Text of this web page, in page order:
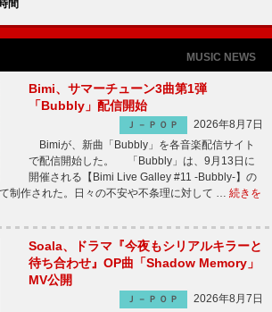
間
MUSIC NEWS
Bimi、サマーチューン3曲第1弾
「Bubbly」配信開始
Ｊ－ＰＯＰ
2026年8月7日
Bimiが、新曲「Bubbly」を各音楽配信サイト
で配信開始した。 「Bubbly」は、9月13日に
開催される【Bimi Live Galley #11 -Bubbly-】の
制作された。日々の不安や不条理に対して … 続きを
Soala、ドラマ『今夜もシリアルキラーと
待ち合わせ』OP曲「Shadow Memory」
MV公開
Ｊ－ＰＯＰ
2026年8月7日